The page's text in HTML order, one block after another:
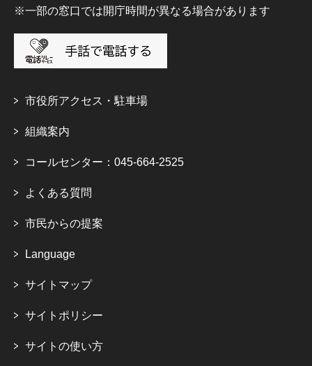
※一部の窓口では開庁時間が異なる場合があります
市役所アクセス・駐車場
組織案内
コールセンター：045-664-2525
よくある質問
市民からの提案
Language
サイトマップ
サイトポリシー
サイトの使い方